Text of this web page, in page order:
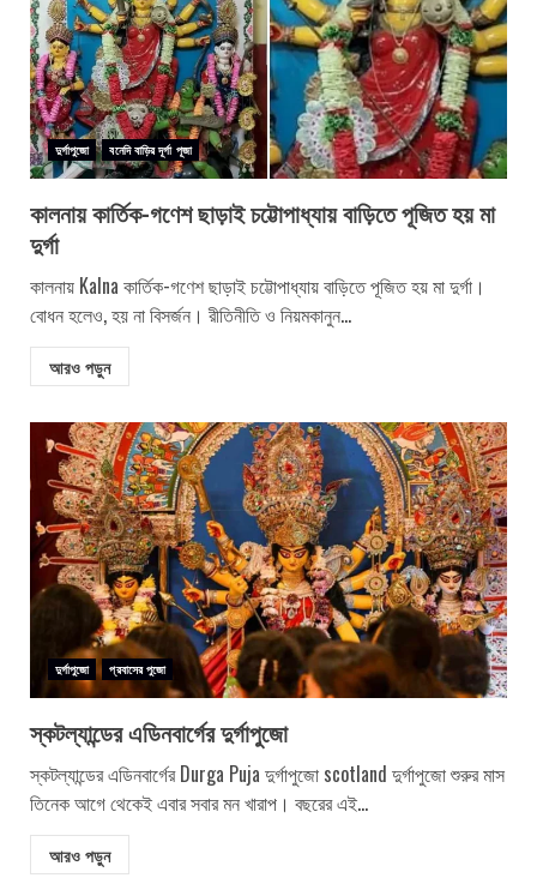
দুর্গাপুজো বনেদি বাড়ির দূর্গা পূজা
কালনায় কার্তিক-গণেশ ছাড়াই চট্টোপাধ্যায় বাড়িতে পূজিত হয় মা
দুর্গা
কালনায় Kalna কার্তিক-গণেশ ছাড়াই চট্টোপাধ্যায় বাড়িতে পূজিত হয় মা দুর্গা।
বোধন হলেও, হয় না বিসর্জন। রীতিনীতি ও নিয়মকানুন...
আরও পড়ুন
দুর্গাপুজো প্রবাসের পুজো
স্কটল্যান্ডের এডিনবার্গের দুর্গাপুজো
স্কটল্যান্ডের এডিনবার্গের Durga Puja দুর্গাপুজো scotland দুর্গাপুজো শুরুর মাস
তিনেক আগে থেকেই এবার সবার মন খারাপ। বছরের এই...
আরও পড়ুন